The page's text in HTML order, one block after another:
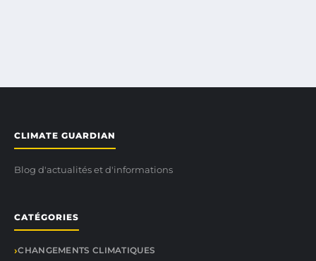
CLIMATE GUARDIAN
Blog d'actualités et d'informations
CATÉGORIES
CHANGEMENTS CLIMATIQUES